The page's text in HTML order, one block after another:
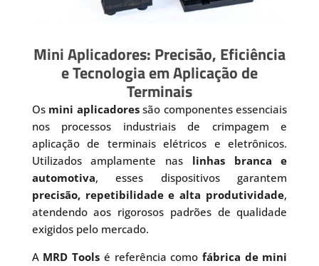
Mini Aplicadores: Precisão, Eficiência
e Tecnologia em Aplicação de
Terminais
Os mini aplicadoressão componentes essenciais
nos processos industriais de crimpagem e
aplicação de terminais elétricos e eletrônicos.
Utilizados amplamente nas linhas branca e
automotiva, esses dispositivos garantem
precisão, repetibilidade e alta produtividade,
atendendo aos rigorosos padrões de qualidade
exigidos pelo mercado.
A MRD Tools é referência como fábrica de mini